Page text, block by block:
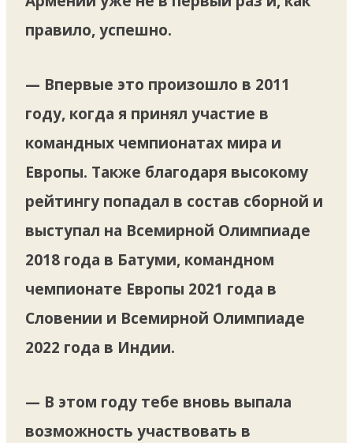
правило, успешно.
— Впервые это произошло в 2011
году, когда я принял участие в
командных чемпионатах мира и
Европы. Также благодаря высокому
рейтингу попадал в состав сборной и
выступал на Всемирной Олимпиаде
2018 года в Батуми, командном
чемпионате Европы 2021 года в
Словении и Всемирной Олимпиаде
2022 года в Индии.
— В этом году тебе вновь выпала
возможность участвовать в